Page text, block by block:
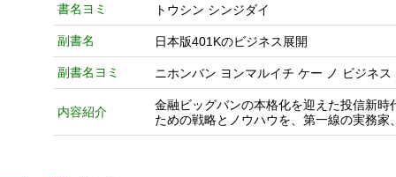
書名ヨミ トウシン シンジダイ
副書名 日本版401Kのビジネス展開
副書名ヨミ ニホンバン ヨンマルイチ ケー ノ ビジネス
内容紹介
金融ビッグバンの本格化を迎えた投信新
ための戦略とノウハウを、第一線の実務家